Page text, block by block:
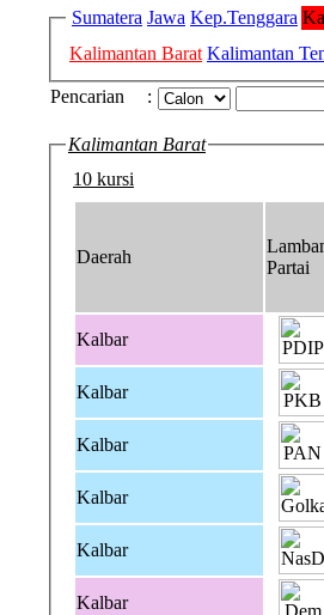
Sumatera Jawa Kep.Tenggara
Kalimantan Barat Kalimantan
Pencarian :
Kalimantan Barat
10 kursi
Daerah
Partai
Kalbar
Kalbar
Kalbar
Kalbar
Kalbar
Kalbar